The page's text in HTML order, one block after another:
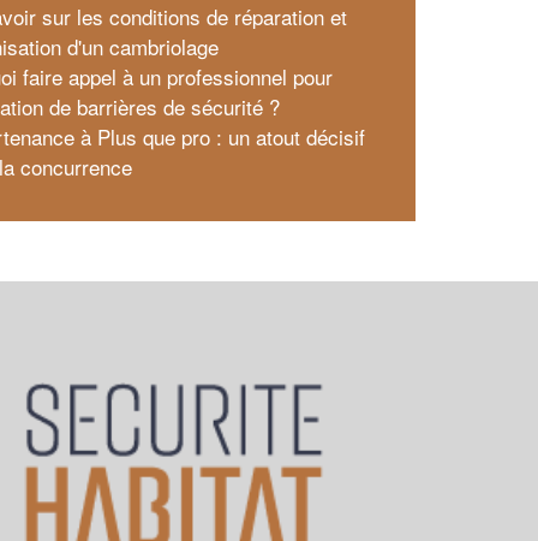
sur les conditions de réparation et
d'un cambriolage
faire appel à un professionnel pour
de barrières de sécurité ?
à Plus que pro : un atout décisif
concurrence